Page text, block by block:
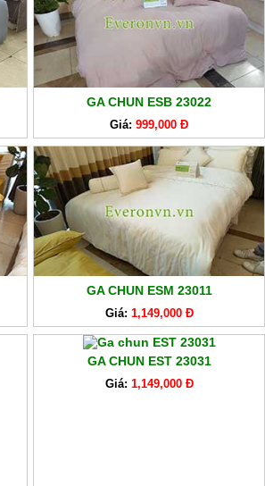
GA CHUN ESB 23022
Giá: 999,000 Đ
GA CHUN ESM 23011
Giá: 1,149,000 Đ
GA CHUN EST 23031
Giá: 1,149,000 Đ